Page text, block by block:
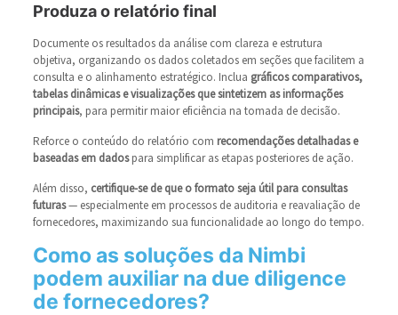
Produza o relatório final
Documente os resultados da análise com clareza e estrutura
objetiva, organizando os dados coletados em seções que facilitem a
consulta e o alinhamento estratégico. Inclua gráficos comparativos,
tabelas dinâmicas e visualizações que sintetizem as informações
principais, para permitir maior eficiência na tomada de decisão.
Reforce o conteúdo do relatório com recomendações detalhadas e
baseadas em dadospara simplificar as etapas posteriores de ação.
Além disso, certifique-se de que o formato seja útil para consultas
futuras— especialmente em processos de auditoria e reavaliação de
fornecedores, maximizando sua funcionalidade ao longo do tempo.
Como as soluções da Nimbi
podem auxiliar na due diligence
de fornecedores?